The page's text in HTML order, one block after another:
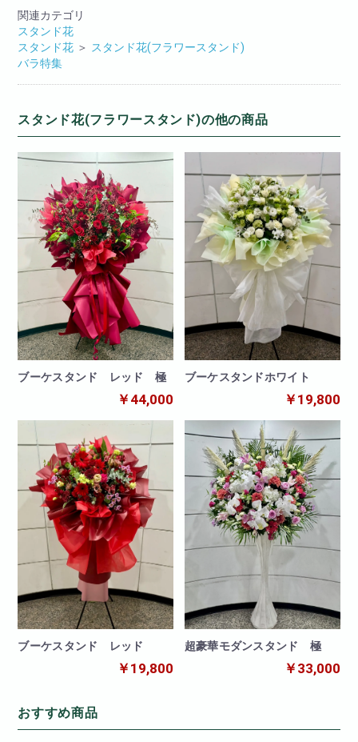
関連カテゴリ
スタンド花
スタンド花 ＞ スタンド花(フラワースタンド)
バラ特集
スタンド花(フラワースタンド)の他の商品
ブーケスタンド レッド 極
￥44,000
ブーケスタンドホワイト
￥19,800
ブーケスタンド レッド
￥19,800
超豪華モダンスタンド 極
￥33,000
おすすめ商品